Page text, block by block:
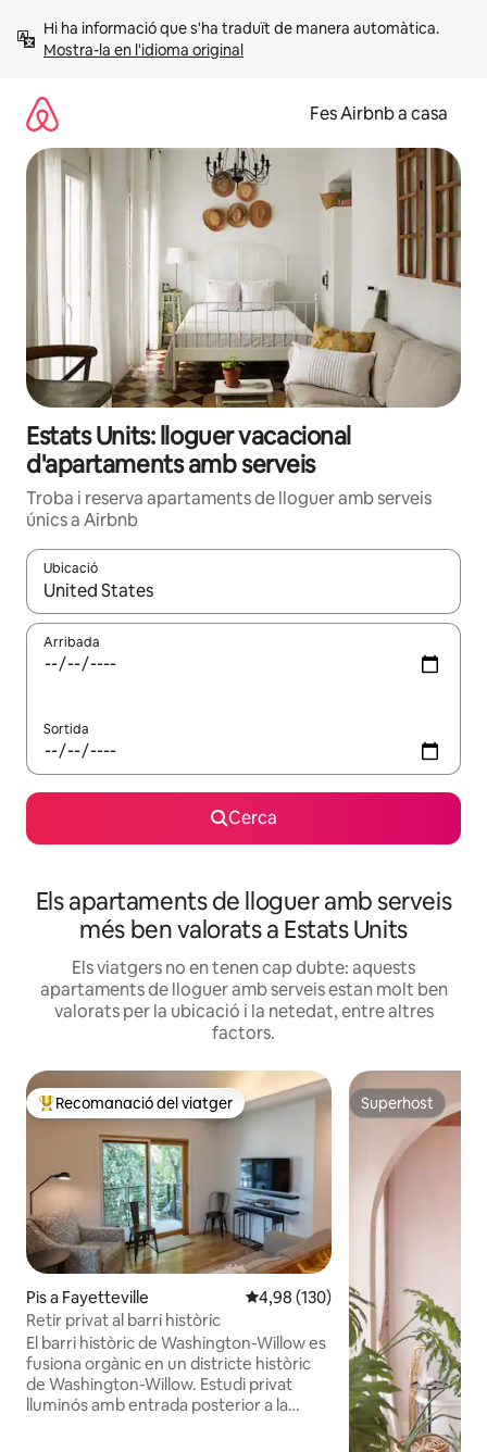
Mostra-la en l'idioma original
Fes Airbnb a casa
Estats Units: lloguer vacacional
d'apartaments amb serveis
Troba i reserva apartaments de lloguer amb serveis
únics a Airbnb
Ubicació
Quan els resultats estiguin disponibles, podràs navegar-hi a
Arribada
Sortida
Cerca
Els apartaments de lloguer amb serveis
més ben valorats a Estats Units
Els viatgers no en tenen cap dubte: aquests
apartaments de lloguer amb serveis estan molt ben
valorats per la ubicació i la netedat, entre altres
factors.
Principals recomanacions dels viatgers
Recomanació del viatger
Pis a Fayetteville 4,98 de puntuació mitjana d'un
4,98 (130)
Retir privat al barri històric
El barri històric de Washington-Willow es
fusiona orgànic en un districte històric
de Washington-Willow. Estudi privat
lluminós amb entrada posterior a la
Superhost
Superhost